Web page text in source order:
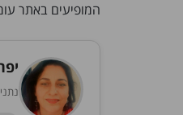
המופיעים באתר